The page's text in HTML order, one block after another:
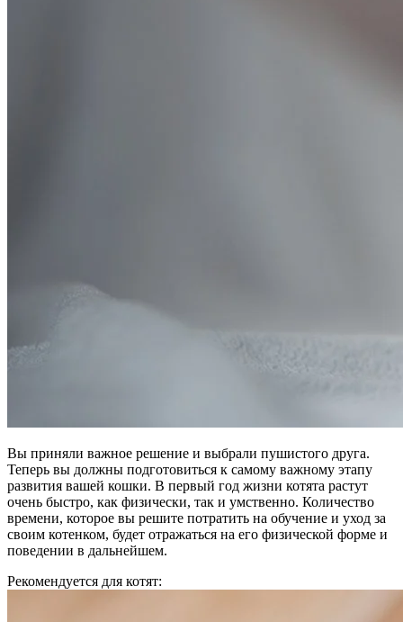
Вы приняли важное решение и выбрали пушистого друга.
Теперь вы должны подготовиться к самому важному этапу
развития вашей кошки. В первый год жизни котята растут
очень быстро, как физически, так и умственно. Количество
времени, которое вы решите потратить на обучение и уход за
своим котенком, будет отражаться на его физической форме и
поведении в дальнейшем.
Рекомендуется для котят: